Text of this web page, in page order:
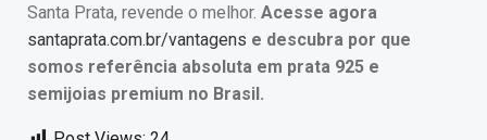
Santa Prata, revende o melhor. Acesse agora
santaprata.com.br/vantagens e descubra por que
somos referência absoluta em prata 925 e
semijoias premium no Brasil.